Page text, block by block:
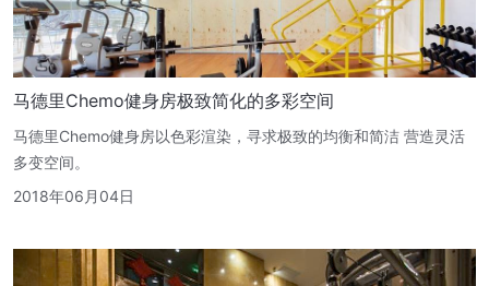
马德里Chemo健身房极致简化的多彩空间
马德里Chemo健身房以色彩渲染，寻求极致的均衡和简洁 营造灵活
多变空间。
2018年06月04日